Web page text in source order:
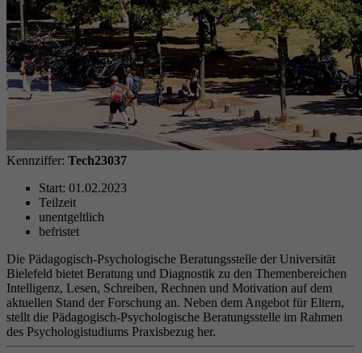
Kennziffer: Tech23037
Start: 01.02.2023
Teilzeit
unentgeltlich
befristet
Die Pädagogisch-Psychologische Beratungsstelle der Universität
Bielefeld bietet Beratung und Diagnostik zu den Themenbereichen
Intelligenz, Lesen, Schreiben, Rechnen und Motivation auf dem
aktuellen Stand der Forschung an. Neben dem Angebot für Eltern,
stellt die Pädagogisch-Psychologische Beratungsstelle im Rahmen
des Psychologistudiums Praxisbezug her.